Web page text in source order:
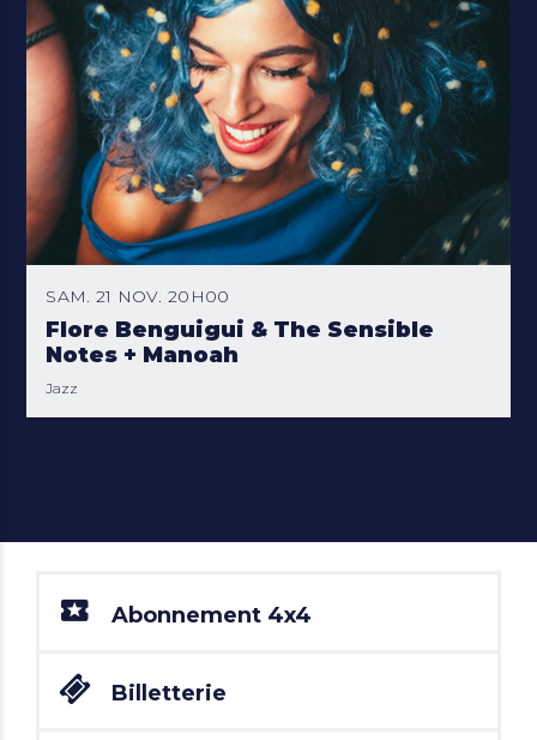
SAM. 21 NOV. 20H00
Flore Benguigui & The Sensible
Notes + Manoah
Jazz
Abonnement 4x4
Billetterie